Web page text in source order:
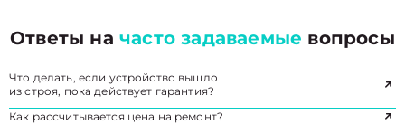
Ответы начасто задаваемые вопросы
Что делать, если устройство вышло
из строя, пока действует гарантия?
Как рассчитывается цена на ремонт?